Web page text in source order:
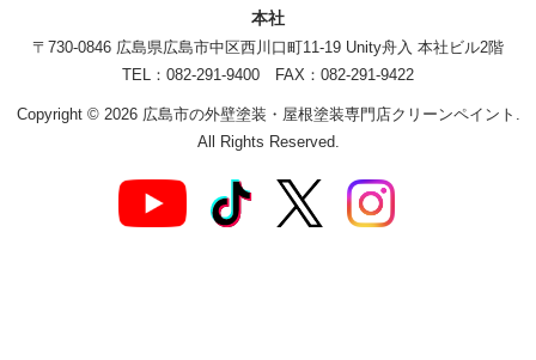
本社
〒730-0846 広島県広島市中区西川口町11-19 Unity舟入 本社ビル2階
TEL：082-291-9400 FAX：082-291-9422
Copyright © 2026 広島市の外壁塗装・屋根塗装専門店クリーンペイント.
All Rights Reserved.